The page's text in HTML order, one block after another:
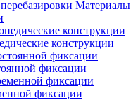
Материалы
конструкции
фиксации
фиксации